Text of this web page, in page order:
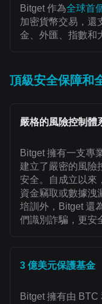
Bitget 作為全球首
加密貨幣交易，還
金、外匯、指數和
頂級安全保障和
嚴格的風險控制體
Bitget 擁有一支專
建立了嚴密的風險
安全。自成立以來
資金竊取或數據洩
培訓外，Bitget 還
們識別詐騙，更安
3 億美元保護基金
Bitget 擁有由 BTC